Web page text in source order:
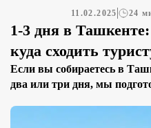
11.02.2025 24
1-3 дня в
куда сходить
Если вы собираетесь в
два или три дня, мы